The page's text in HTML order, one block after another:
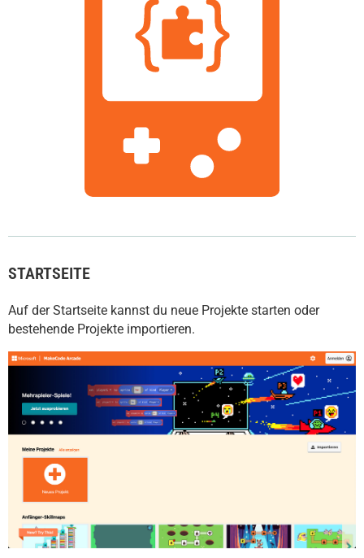
STARTSEITE
Auf der Startseite kannst du neue Projekte starten oder
bestehende Projekte importieren.